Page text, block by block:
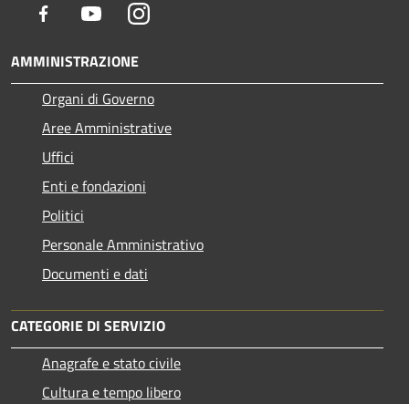
Facebook YoutubeInstagram
AMMINISTRAZIONE
Organi di Governo
Aree Amministrative
Uffici
Enti e fondazioni
Politici
Personale Amministrativo
Documenti e dati
CATEGORIE DI SERVIZIO
Anagrafe e stato civile
Cultura e tempo libero